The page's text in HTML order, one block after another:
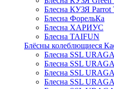
Блесна КУЗЯ Parrot
Блесна ФорельКа
Блесна ХАРИУС
Блесна TAIFUN
Блёсны колеблющиеся
Блесна SSL
Блесна SSL
Блесна SSL
Блесна SSL